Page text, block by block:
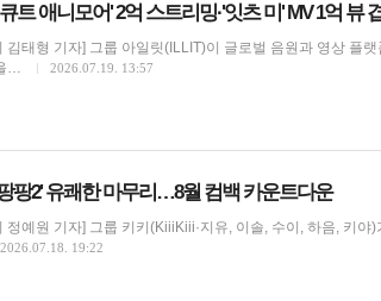
트 애니모어' 2억 스트리밍·'잇츠 미' MV 1억 뷰
김태형 기자] 그룹 아일릿(ILLIT)이 글로벌 음원과 영상 플랫
…
2026.07.19. 13:57
팡2' 유쾌한 마무리…8월 컴백 카운트다운
정예원 기자] 그룹 키키(KiiiKiii·지유, 이솔, 수이, 하음, 키야)
2026.07.18. 19:22